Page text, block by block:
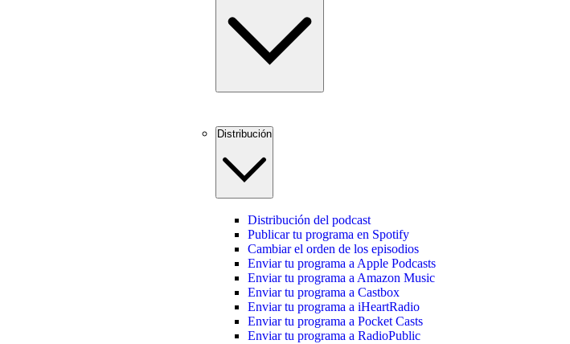
Distribución
Distribución del podcast
Publicar tu programa en Spotify
Cambiar el orden de los episodios
Enviar tu programa a Apple Podcasts
Enviar tu programa a Amazon Music
Enviar tu programa a Castbox
Enviar tu programa a iHeartRadio
Enviar tu programa a Pocket Casts
Enviar tu programa a RadioPublic